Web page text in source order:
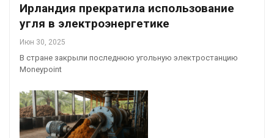
Ирландия прекратила использование
угля в электроэнергетике
Июн 30, 2025
В стране закрыли последнюю угольную электростанцию
Moneypoint